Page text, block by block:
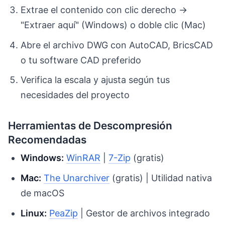
Extrae el contenido con clic derecho →
"Extraer aquí" (Windows) o doble clic (Mac)
Abre el archivo DWG con AutoCAD, BricsCAD
o tu software CAD preferido
Verifica la escala y ajusta según tus
necesidades del proyecto
Herramientas de Descompresión
Recomendadas
Windows: WinRAR |7-Zip (gratis)
Mac: The Unarchiver (gratis) | Utilidad nativa
de macOS
Linux: PeaZip | Gestor de archivos integrado